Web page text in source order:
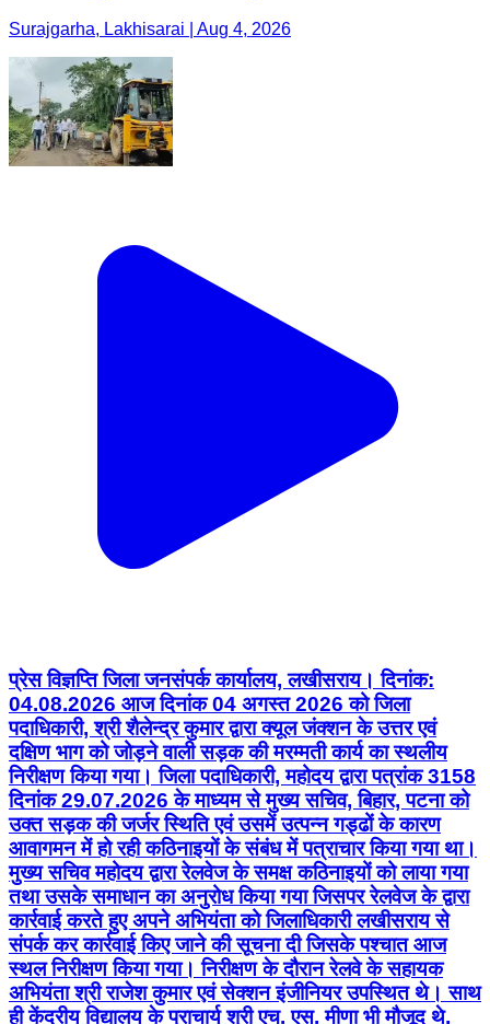
Surajgarha, Lakhisarai | Aug 4, 2026
प्रेस विज्ञप्ति जिला जनसंपर्क कार्यालय, लखीसराय। दिनांक:
04.08.2026 आज दिनांक 04 अगस्त 2026 को जिला
पदाधिकारी, श्री शैलेन्द्र कुमार द्वारा क्यूल जंक्शन के उत्तर एवं
दक्षिण भाग को जोड़ने वाली सड़क की मरम्मती कार्य का स्थलीय
निरीक्षण किया गया। जिला पदाधिकारी, महोदय द्वारा पत्रांक 3158
दिनांक 29.07.2026 के माध्यम से मुख्य सचिव, बिहार, पटना को
उक्त सड़क की जर्जर स्थिति एवं उसमें उत्पन्न गड्ढों के कारण
आवागमन में हो रही कठिनाइयों के संबंध में पत्राचार किया गया था।
मुख्य सचिव महोदय द्वारा रेलवेज के समक्ष कठिनाइयों को लाया गया
तथा उसके समाधान का अनुरोध किया गया जिसपर रेलवेज के द्वारा
कार्रवाई करते हुए अपने अभियंता को जिलाधिकारी लखीसराय से
संपर्क कर कार्रवाई किए जाने की सूचना दी जिसके पश्चात आज
स्थल निरीक्षण किया गया। निरीक्षण के दौरान रेलवे के सहायक
अभियंता श्री राजेश कुमार एवं सेक्शन इंजीनियर उपस्थित थे। साथ
ही केंद्रीय विद्यालय के प्राचार्य श्री एच. एस. मीणा भी मौजूद थे,